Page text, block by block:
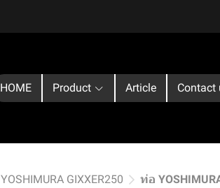
HOME Product Article Contact
YOSHIMURA GIXXER250 ท่อ